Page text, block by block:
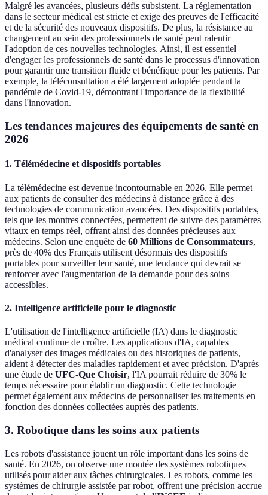
Malgré les avancées, plusieurs défis subsistent. La réglementation
dans le secteur médical est stricte et exige des preuves de l'efficacité
et de la sécurité des nouveaux dispositifs. De plus, la résistance au
changement au sein des professionnels de santé peut ralentir
l'adoption de ces nouvelles technologies. Ainsi, il est essentiel
d'engager les professionnels de santé dans le processus d'innovation
pour garantir une transition fluide et bénéfique pour les patients. Par
exemple, la téléconsultation a été largement adoptée pendant la
pandémie de Covid-19, démontrant l'importance de la flexibilité
dans l'innovation.
Les tendances majeures des équipements de santé en
2026
1. Télémédecine et dispositifs portables
La télémédecine est devenue incontournable en 2026. Elle permet
aux patients de consulter des médecins à distance grâce à des
technologies de communication avancées. Des dispositifs portables,
tels que les montres connectées, permettent de suivre des paramètres
vitaux en temps réel, offrant ainsi des données précieuses aux
médecins. Selon une enquête de 60 Millions de Consommateurs,
près de 40% des Français utilisent désormais des dispositifs
portables pour surveiller leur santé, une tendance qui devrait se
renforcer avec l'augmentation de la demande pour des soins
accessibles.
2. Intelligence artificielle pour le diagnostic
L'utilisation de l'intelligence artificielle (IA) dans le diagnostic
médical continue de croître. Les applications d'IA, capables
d'analyser des images médicales ou des historiques de patients,
aident à détecter des maladies rapidement et avec précision. D'après
une étude de UFC-Que Choisir, l'IA pourrait réduire de 30% le
temps nécessaire pour établir un diagnostic. Cette technologie
permet également aux médecins de personnaliser les traitements en
fonction des données collectées auprès des patients.
3. Robotique dans les soins aux patients
Les robots d'assistance jouent un rôle important dans les soins de
santé. En 2026, on observe une montée des systèmes robotiques
utilisés pour aider aux tâches chirurgicales. Les robots, comme les
systèmes de chirurgie assistée par robot, offrent une précision accrue